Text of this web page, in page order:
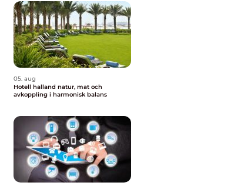
05. aug
Hotell halland natur, mat och
avkoppling i harmonisk balans